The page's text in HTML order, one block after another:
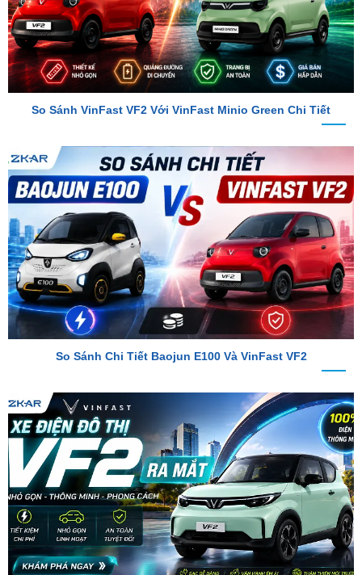
So Sánh VinFast VF2 Với VinFast Minio Green Chi Tiết
So Sánh Chi Tiết Baojun E100 Và VinFast VF2
VinFast VF2 Ra Mắt: Xe Điện Đô Thị Giá Chỉ 188 Triệu Đồng